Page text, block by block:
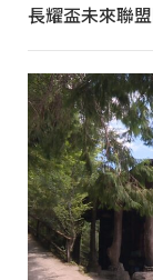
長耀盃未來聯